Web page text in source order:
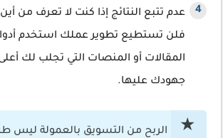
عدم تتبع النتائج إذا كنت لا تعرف من
فلن تستطيع تطوير عملك استخدم
المقالات أو المنصات التي تجلب لك
جهودك عليها.
الربح من التسويق بالعمولة ليس